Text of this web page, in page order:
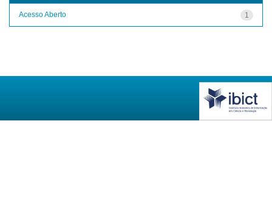
1
Acesso Aberto